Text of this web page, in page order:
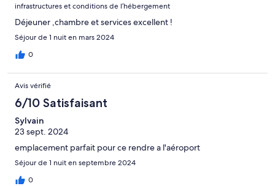
infrastructures et conditions de l’hébergement
Déjeuner ,chambre et services excellent !
Séjour de 1 nuit en mars 2024
0
Avis vérifié
6/10 Satisfaisant
Sylvain
23 sept. 2024
emplacement parfait pour ce rendre a l'aéroport
Séjour de 1 nuit en septembre 2024
0